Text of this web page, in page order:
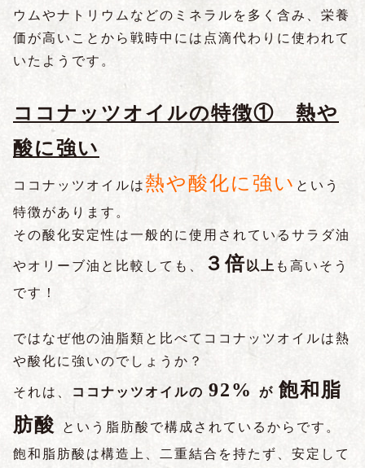
ウムやナトリウムなどのミネラルを多く含み、栄養
価が高いことから戦時中には点滴代わりに使われて
いたようです。
ココナッツオイルの特徴① 熱や
酸に強い
ココナッツオイルは熱や酸化に強い という
特徴があります。
その酸化安定性は一般的に使用されているサラダ油
やオリーブ油と比較しても、 ３倍 以上 も高いそう
です！
ではなぜ他の油脂類と比べてココナッツオイルは熱
や酸化に強いのでしょうか？
それは、 ココナッツオイルの 92% が 飽和脂
肪酸
という脂肪酸で構成されているからです。
飽和脂肪酸は構造上、二重結合を持たず、安定して